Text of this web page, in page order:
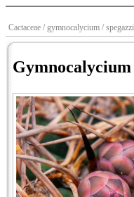
Cactaceae / gymnocalycium /